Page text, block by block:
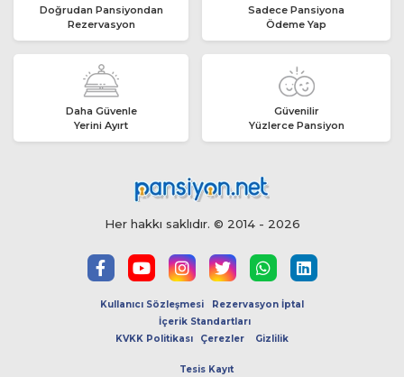
Doğrudan Pansiyondan
Rezervasyon
Sadece Pansiyona
Ödeme Yap
Daha Güvenle
Yerini Ayırt
Güvenilir
Yüzlerce Pansiyon
Her hakkı saklıdır. © 2014 - 2026
Kullanıcı Sözleşmesi
Rezervasyon İptal
İçerik Standartları
KVKK Politikası
Çerezler Gizlilik
Tesis Kayıt